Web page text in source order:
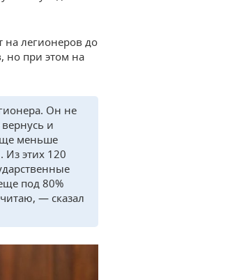
на легионеров до
но при этом на
Он не
и
меньше
этих 120
под 80%
— сказал